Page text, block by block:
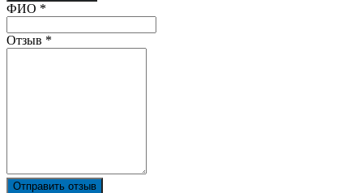
Ваш отзыв был отправлен!
ФИО *
Отзыв *
Отправить отзыв